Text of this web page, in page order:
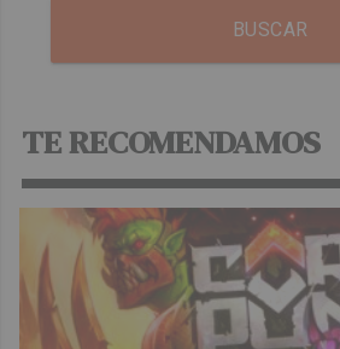
BUSCAR
TE RECOMENDAMOS